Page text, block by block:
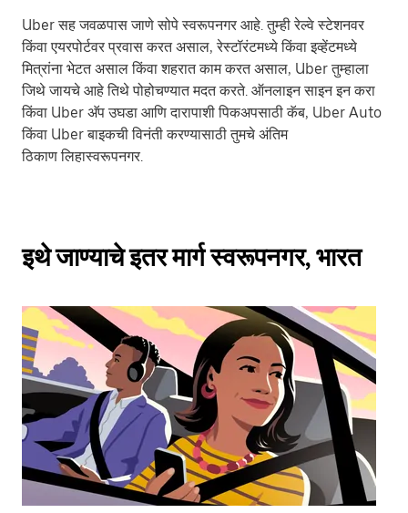
Uber सह जवळपास जाणे सोपे स्वरूपनगर आहे. तुम्ही रेल्वे स्टेशनवर
किंवा एयरपोर्टवर प्रवास करत असाल, रेस्टॉरंटमध्ये किंवा इव्हेंटमध्ये
मित्रांना भेटत असाल किंवा शहरात काम करत असाल, Uber तुम्हाला
जिथे जायचे आहे तिथे पोहोचण्यात मदत करते. ऑनलाइन साइन इन करा
किंवा Uber अ‍ॅप उघडा आणि दारापाशी पिकअपसाठी कॅब, Uber Auto
किंवा Uber बाइकची विनंती करण्यासाठी तुमचे अंतिम
ठिकाण लिहास्वरूपनगर.
इथे जाण्याचे इतर मार्ग स्वरूपनगर, भारत